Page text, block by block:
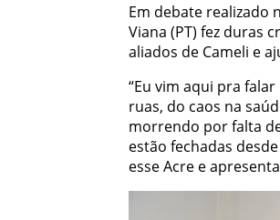
Em debate realizado
Viana (PT) fez duras
aliados de Cameli e
“Eu vim aqui pra
ruas, do caos na
morrendo por falta
estão fechadas
esse Acre e